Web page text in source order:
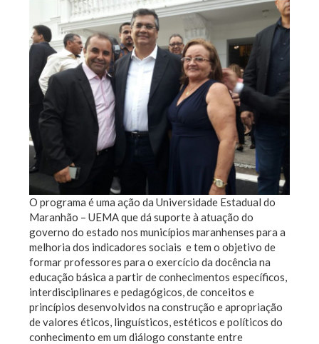
O programa é uma ação da Universidade Estadual do
Maranhão – UEMA que dá suporte à atuação do
governo do estado nos municípios maranhenses para a
melhoria dos indicadores sociais e tem o objetivo de
formar professores para o exercício da docência na
educação básica a partir de conhecimentos específicos,
interdisciplinares e pedagógicos, de conceitos e
princípios desenvolvidos na construção e apropriação
de valores éticos, linguísticos, estéticos e políticos do
conhecimento em um diálogo constante entre